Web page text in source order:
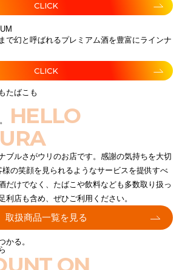
CLICK
で幻と呼ばれるプレミアム酒を豊富にラインナ
CLICK
たばこも
HELLO
ブルさがウリのお店です。感謝の気持ちを大切
の笑顔を見られるようなサービスを提供すべ
だけでなく、たばこや飲料なども多数取り扱っ
利店も含め、ぜひご利用ください。
取扱商品一覧を見る
かる。